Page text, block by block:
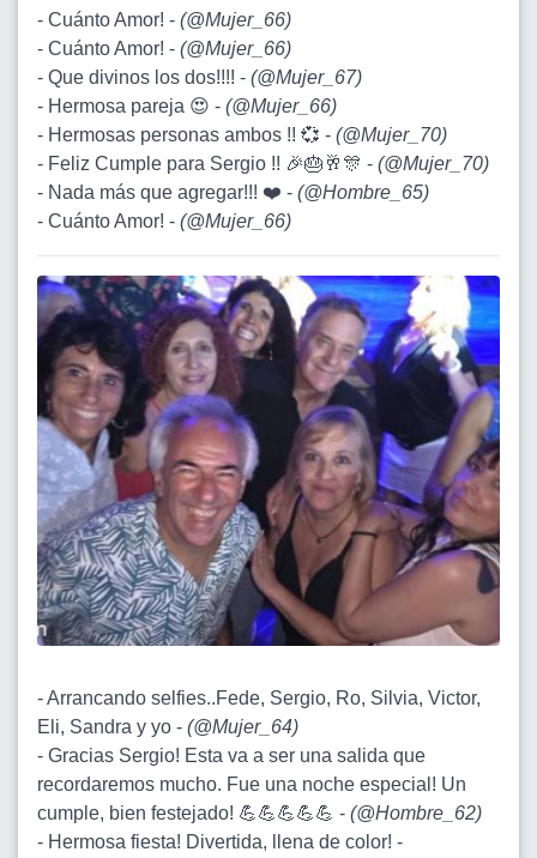
- Cuánto Amor! - (@Mujer_66)
- Cuánto Amor! - (@Mujer_66)
- Que divinos los dos!!!! - (@Mujer_67)
- Hermosa pareja 😍 - (@Mujer_66)
- Hermosas personas ambos !! 💞 - (@Mujer_70)
- Feliz Cumple para Sergio !! 🎉🎂🥂🎊 - (@Mujer_70)
- Nada más que agregar!!! ❤️ - (@Hombre_65)
- Cuánto Amor! - (@Mujer_66)
- Arrancando selfies..Fede, Sergio, Ro, Silvia, Victor,
Eli, Sandra y yo - (@Mujer_64)
- Gracias Sergio! Esta va a ser una salida que
recordaremos mucho. Fue una noche especial! Un
cumple, bien festejado! 💪💪💪💪💪 - (@Hombre_62)
- Hermosa fiesta! Divertida, llena de color! -